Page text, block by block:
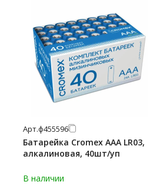
Арт.ф455596
Батарейка Cromex AAA LR03,
алкалиновая, 40шт/уп
В наличии